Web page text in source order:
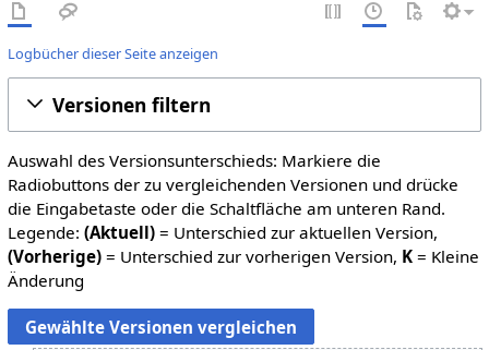
Logbücher dieser Seite anzeigen
Versionen filtern
Auswahl des Versionsunterschieds: Markiere die
Radiobuttons der zu vergleichenden Versionen und drücke
die Eingabetaste oder die Schaltfläche am unteren Rand.
Legende: (Aktuell)= Unterschied zur aktuellen Version,
(Vorherige)= Unterschied zur vorherigen Version, K= Kleine
Änderung